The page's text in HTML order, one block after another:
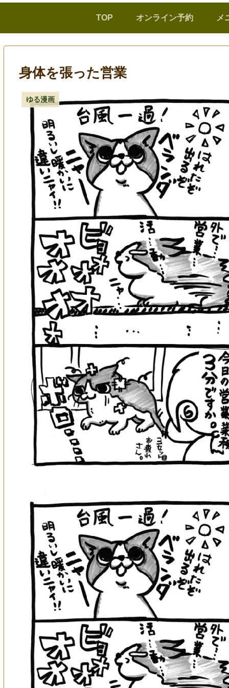
TOP オンライン予約 メ
身体を張った営業
ゆる漫画